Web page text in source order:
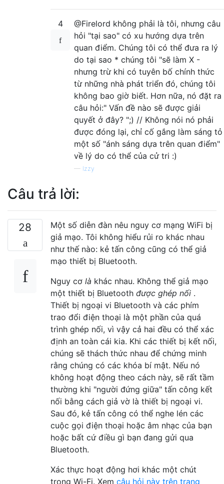
4
@Firelord không phải là tôi, nhưng câu
hỏi "tại sao" có xu hướng dựa trên
quan điểm. Chúng tôi có thể đưa ra lý
do tại sao * chúng tôi "sẽ làm X -
nhưng trừ khi có tuyên bố chính thức
từ những nhà phát triển đó, chúng tôi
không bao giờ biết. Hơn nữa, nó đặt ra
câu hỏi:" Vấn đề nào sẽ được giải
quyết ở đây? ";) // Không nói nó phải
được đóng lại, chỉ cố gắng làm sáng tỏ
một số "ánh sáng dựa trên quan điểm"
về lý do có thể của cử tri :)
— Izzy
Câu trả lời:
28
Một số diễn đàn nêu nguy cơ mạng WiFi bị
giả mạo. Tôi không hiểu rủi ro khác nhau
như thế nào: kẻ tấn công cũng có thể giả
mạo thiết bị Bluetooth.
Nguy cơ là khác nhau. Không thể giả mạo
một thiết bị Bluetooth được ghép nối .
Thiết bị ngoại vi Bluetooth và các phím
trao đổi điện thoại là một phần của quá
trình ghép nối, vì vậy cả hai đều có thể xác
định an toàn cái kia. Khi các thiết bị kết nối,
chúng sẽ thách thức nhau để chứng minh
rằng chúng có các khóa bí mật. Nếu nó
không hoạt động theo cách này, sẽ rất tầm
thường khi "người đứng giữa" tấn công kết
nối bằng cách giả vờ là thiết bị ngoại vi.
Sau đó, kẻ tấn công có thể nghe lén các
cuộc gọi điện thoại hoặc âm nhạc của bạn
hoặc bất cứ điều gì bạn đang gửi qua
Bluetooth.
Xác thực hoạt động hơi khác một chút
trong Wi-Fi. Xem câu hỏi này trên trang